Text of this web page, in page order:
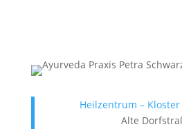
Heilzentrum –
Alte